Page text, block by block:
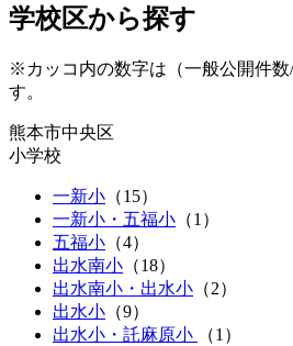
学校区から探す
※カッコ内の数字は（一般公開件
す。
熊本市中央区
小学校
一新小 （15）
一新小・五福小 （1 ）
五福小 （4）
出水南小 （18）
出水南小・出水小 （2）
出水小 （9）
出水小・託麻原小
（1 ）